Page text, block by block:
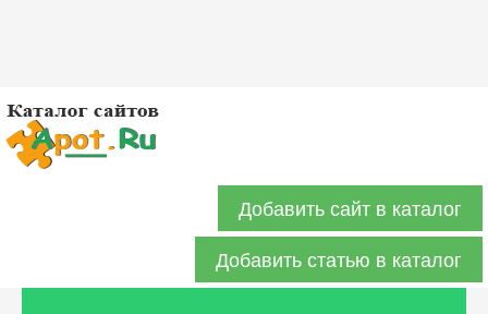
Добавить сайт в каталог
Добавить статью в каталог